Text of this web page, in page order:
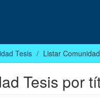
Tesis Listar
Tesis por